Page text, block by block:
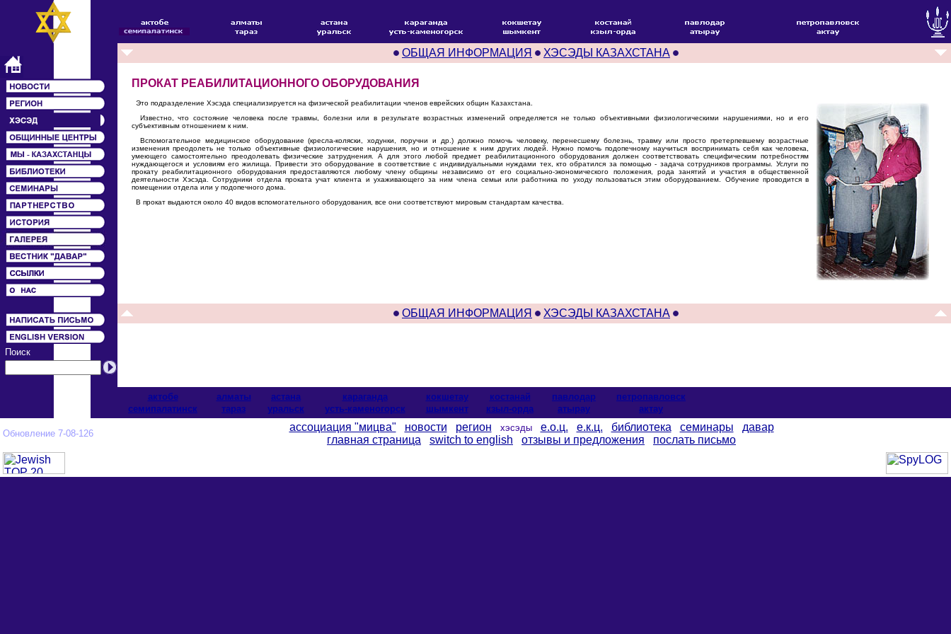
Поиск
ОБЩАЯ ИНФОРМАЦИЯ ХЭСЭДЫ КАЗАХСТАНА
ПРОКАТ РЕАБИЛИТАЦИОННОГО ОБОРУДОВАНИЯ
Это подразделение Хэсэда специализируется на физической реабилитации членов еврейских общин Казахстана.
Известно, что состояние человека после травмы, болезни или в результате возрастных изменений определяется не только объективными физиологическими нарушениями, но и его
субъективным отношением к ним.
Вспомогательное медицинское оборудование (кресла-коляски, ходунки, поручни и др.) должно помочь человеку, перенесшему болезнь, травму или просто претерпевшему возрастные
изменения преодолеть не только объективные физиологические нарушения, но и отношение к ним других людей. Нужно помочь подопечному научиться воспринимать себя как человека,
умеющего самостоятельно преодолевать физические затруднения. А для этого любой предмет реабилитационного оборудования должен соответствовать специфическим потребностям
нуждающегося и условиям его жилища. Привести это оборудование в соответствие с индивидуальными нуждами тех, кто обратился за помощью - задача сотрудников программы. Услуги по
прокату реабилитационного оборудования предоставляются любому члену общины независимо от его социально-экономического положения, рода занятий и участия в общественной
деятельности Хэсэда. Сотрудники отдела проката учат клиента и ухаживающего за ним члена семьи или работника по уходу пользоваться этим оборудованием. Обучение проводится в
помещении отдела или у подопечного дома.
В прокат выдаются около 40 видов вспомогательного оборудования, все они соответствуют мировым стандартам качества.
ОБЩАЯ ИНФОРМАЦИЯ ХЭСЭДЫ КАЗАХСТАНА
актобе алматы астана караганда кокшетау костанай павлодар
петропавловск
cемипалатинск
тараз уральск усть-каменогорск шымкент кзыл-орда атырау актау
Обновление 7-08-126
ассоциация "мицва" новости регион хэсэды е.о.ц. е.к.ц. библиотека семинары
давар
главная страница
switch to english отзывы и предложения послать письмо